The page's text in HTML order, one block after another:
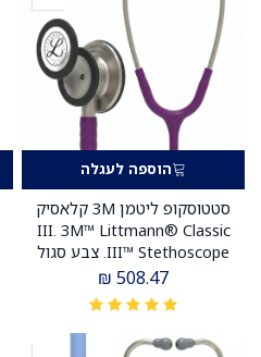
הוספה לעגלה
סטטוסקופ ליטמן 3M קלאסיק
III. 3M™ Littmann® Classic
III™ Stethoscope. צבע סגול
שנים . יבוא רשמי לישראל.
508.47
₪